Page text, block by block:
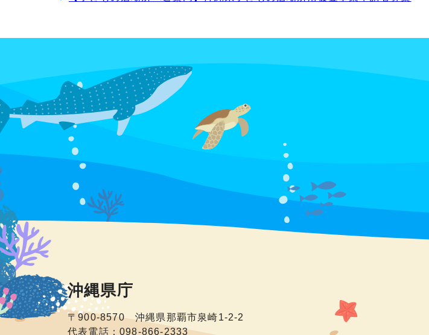
沖縄県庁
〒900-8570 沖縄県那覇市泉崎1-2-2
代表電話：098-866-2333